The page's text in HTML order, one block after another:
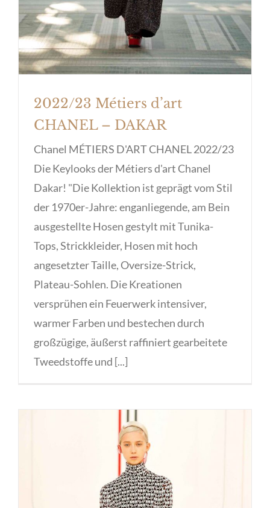
2022/23 Métiers d’art
CHANEL – DAKAR
Chanel MÉTIERS D'ART CHANEL 2022/23
Die Keylooks der Métiers d'art Chanel
Dakar! "Die Kollektion ist geprägt vom Stil
der 1970er-Jahre: enganliegende, am Bein
ausgestellte Hosen gestylt mit Tunika-
Tops, Strickkleider, Hosen mit hoch
angesetzter Taille, Oversize-Strick,
Plateau-Sohlen. Die Kreationen
versprühen ein Feuerwerk intensiver,
warmer Farben und bestechen durch
großzügige, äußerst raffiniert gearbeitete
Tweedstoffe und [...]